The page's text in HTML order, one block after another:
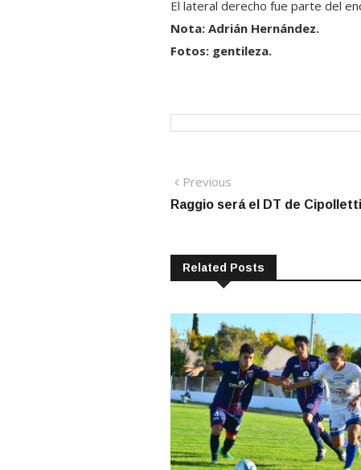
El lateral derecho fue parte del
Nota: Adrián Hernández.
Fotos: gentileza.
Navegación
de
Previous
post:
Raggio será el DT de Cipolletti
Related Posts